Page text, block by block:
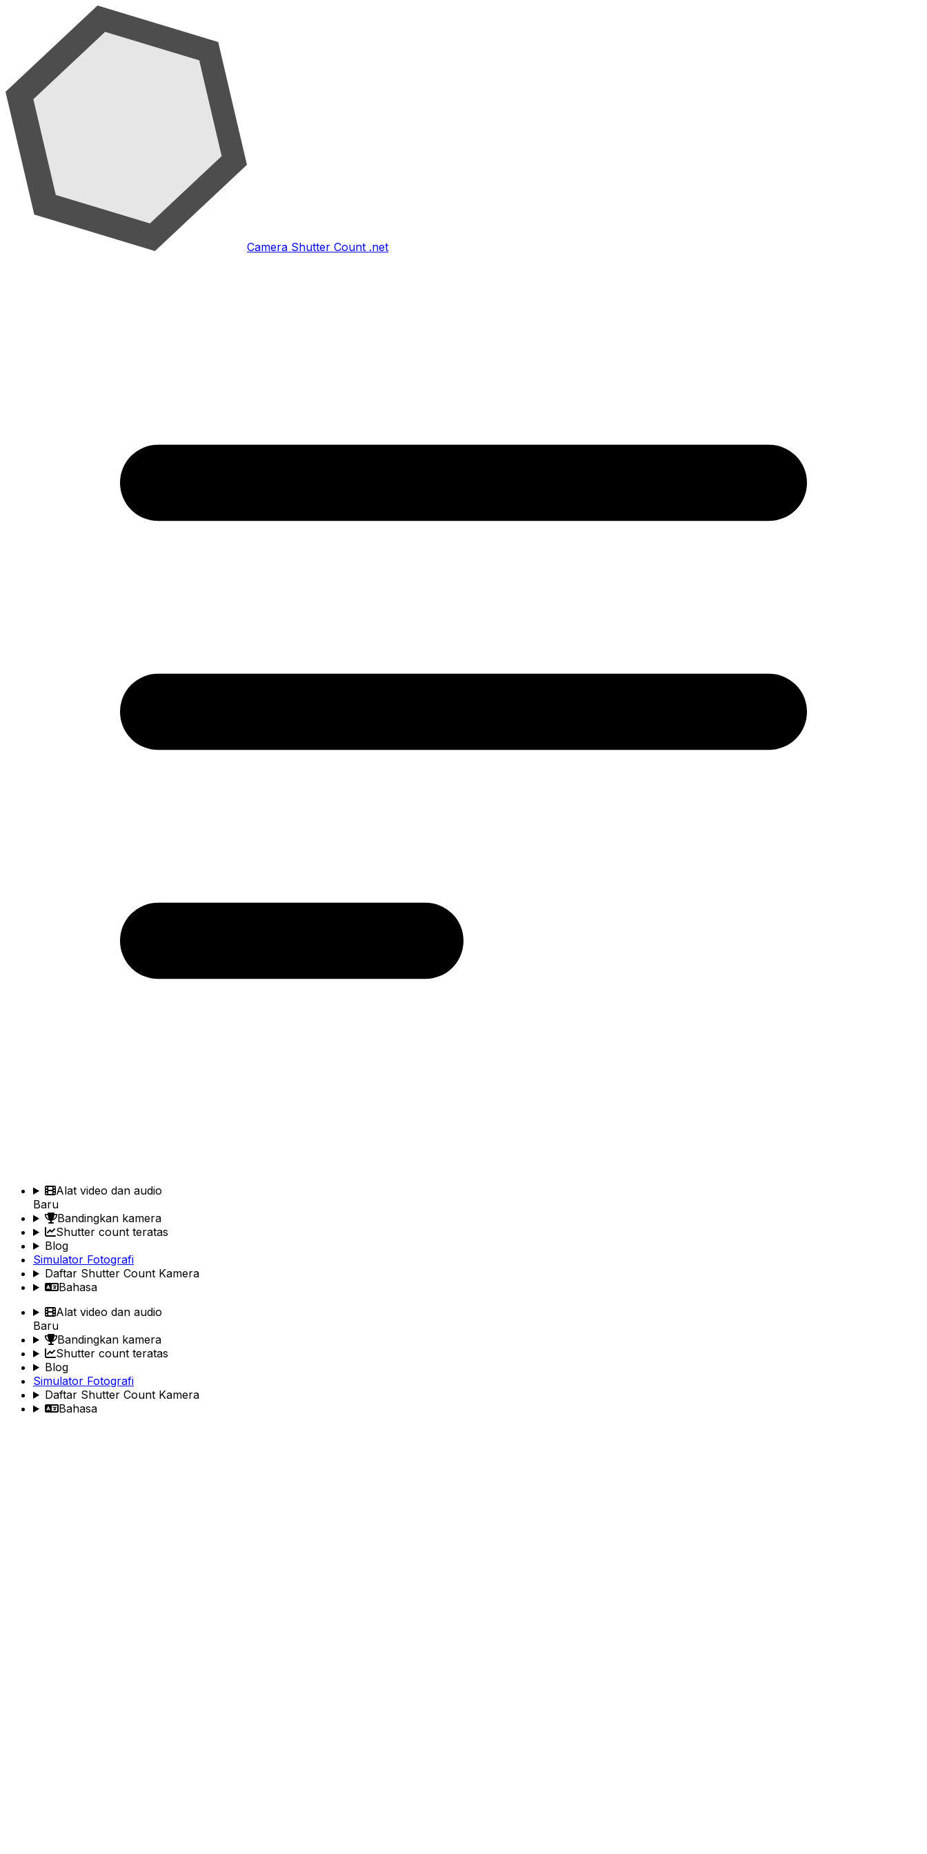
Camera Shutter Count .net
Alat video dan audio
Baru
Bandingkan kamera
Shutter count teratas
Blog
Simulator Fotografi
Daftar Shutter Count Kamera
Bahasa
Alat video dan audio
Baru
Bandingkan kamera
Shutter count teratas
Blog
Simulator Fotografi
Daftar Shutter Count Kamera
Bahasa